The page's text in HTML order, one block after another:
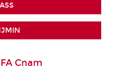
Cnam